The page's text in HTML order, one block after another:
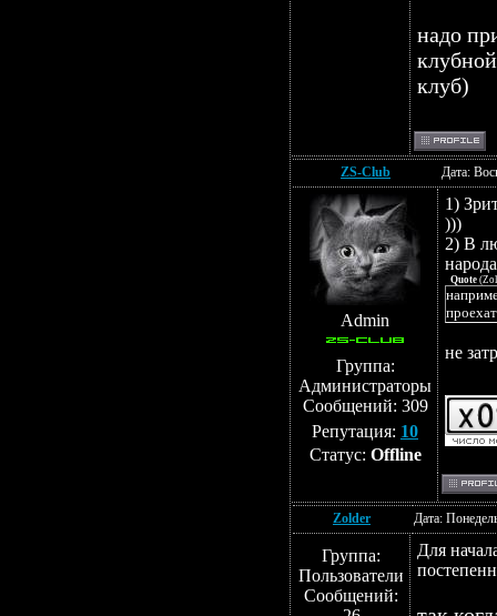
надо
клуб)
ZS-Club Дата:
Admin
Группа:
Администраторы
Сообщений: 309
Репутация: 10
Статус: Offline
1)
)))
2) В
Quote (
не
Zolder Дата:
Группа:
Пользователи
Сообщений:
Для